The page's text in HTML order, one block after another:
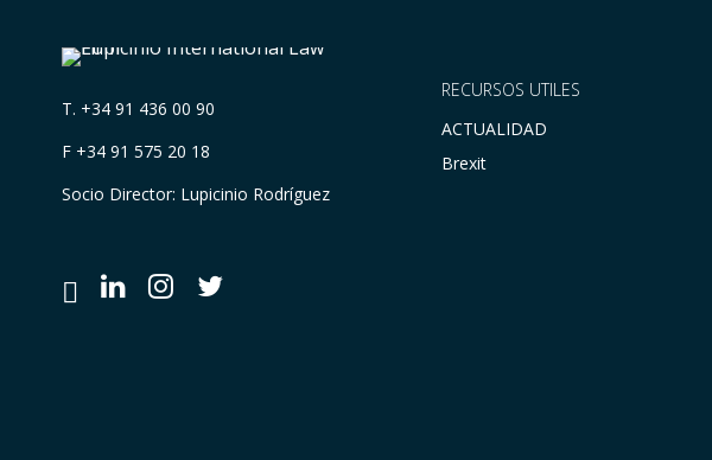
T. +34 91 436 00 90
F +34 91 575 20 18
Socio Director: Lupicinio Rodríguez
RECURSOS UTILES
ACTUALIDAD
Brexit